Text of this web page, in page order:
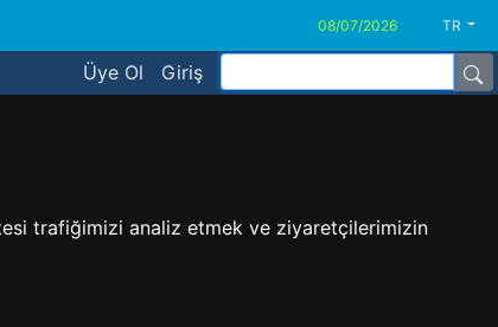
trafiğimizi analiz etmek ve ziyaretçilerimizin
TR
Üye Ol Giriş